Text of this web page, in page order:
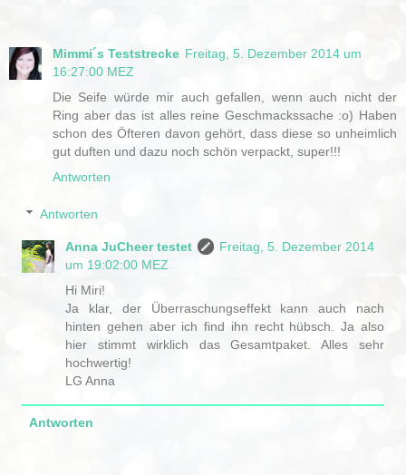
Mimmi´s Teststrecke Freitag, 5. Dezember 2014 um
16:27:00 MEZ
Die Seife würde mir auch gefallen, wenn auch nicht der
Ring aber das ist alles reine Geschmackssache :o) Haben
schon des Öfteren davon gehört, dass diese so unheimlich
gut duften und dazu noch schön verpackt, super!!!
Antworten
Antworten
Anna JuCheer testet
Freitag, 5. Dezember 2014
um 19:02:00 MEZ
Hi Miri!
Ja klar, der Überraschungseffekt kann auch nach
hinten gehen aber ich find ihn recht hübsch. Ja also
hier stimmt wirklich das Gesamtpaket. Alles sehr
hochwertig!
LG Anna
Antworten